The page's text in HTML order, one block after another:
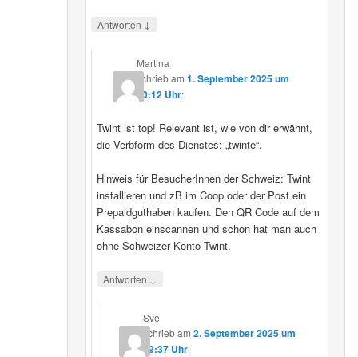
Antworten ↓
Martina
schriebam1. September 2025 um
20:12 Uhr:
Twint ist top! Relevant ist, wie von dir erwähnt,
die Verbform des Dienstes: „twinte“.
Hinweis für BesucherInnen der Schweiz: Twint
installieren und zB im Coop oder der Post ein
Prepaidguthaben kaufen. Den QR Code auf dem
Kassabon einscannen und schon hat man auch
ohne Schweizer Konto Twint.
Antworten ↓
Sve
schriebam 2. September 2025 um
19:37 Uhr: